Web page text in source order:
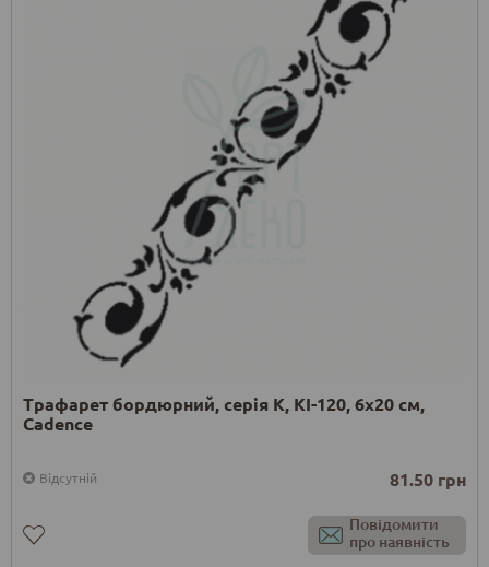
Трафарет бордюрний, серія K, KI-120, 6х20 см,
Cadence
Відсутній 81.50 грн
Повідомити
про наявність